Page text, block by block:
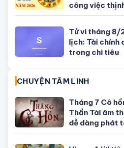
Tử vi hôm nay,
hôm nay
công việc
Tử vi tháng 8/
CHUYỆN TÂM LINH
Tháng 7 Cô
Thần Tài âm